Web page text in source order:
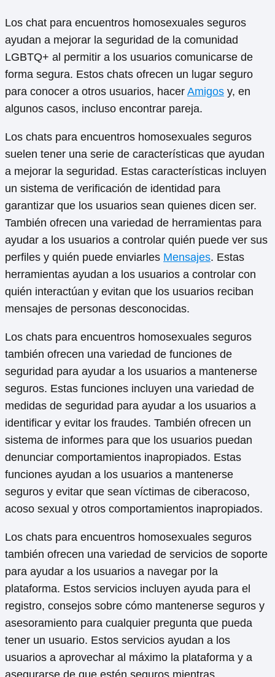
Los chat para encuentros homosexuales seguros
ayudan a mejorar la seguridad de la comunidad
LGBTQ+ al permitir a los usuarios comunicarse de
forma segura. Estos chats ofrecen un lugar seguro
para conocer a otros usuarios, hacer Amigos y, en
algunos casos, incluso encontrar pareja.
Los chats para encuentros homosexuales seguros
suelen tener una serie de características que ayudan
a mejorar la seguridad. Estas características incluyen
un sistema de verificación de identidad para
garantizar que los usuarios sean quienes dicen ser.
También ofrecen una variedad de herramientas para
ayudar a los usuarios a controlar quién puede ver sus
perfiles y quién puede enviarles Mensajes. Estas
herramientas ayudan a los usuarios a controlar con
quién interactúan y evitan que los usuarios reciban
mensajes de personas desconocidas.
Los chats para encuentros homosexuales seguros
también ofrecen una variedad de funciones de
seguridad para ayudar a los usuarios a mantenerse
seguros. Estas funciones incluyen una variedad de
medidas de seguridad para ayudar a los usuarios a
identificar y evitar los fraudes. También ofrecen un
sistema de informes para que los usuarios puedan
denunciar comportamientos inapropiados. Estas
funciones ayudan a los usuarios a mantenerse
seguros y evitar que sean víctimas de ciberacoso,
acoso sexual y otros comportamientos inapropiados.
Los chats para encuentros homosexuales seguros
también ofrecen una variedad de servicios de soporte
para ayudar a los usuarios a navegar por la
plataforma. Estos servicios incluyen ayuda para el
registro, consejos sobre cómo mantenerse seguros y
asesoramiento para cualquier pregunta que pueda
tener un usuario. Estos servicios ayudan a los
usuarios a aprovechar al máximo la plataforma y a
asegurarse de que estén seguros mientras